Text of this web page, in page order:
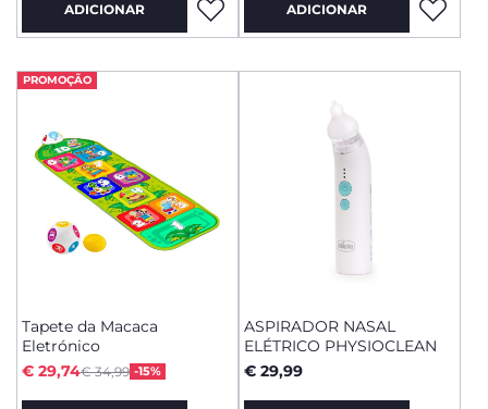
ADICIONAR ADICIONAR
PROMOÇÃO
Tapete da Macaca
Eletrónico
Price reduced from
€ 34,99 -15%
to
€ 29,74
ASPIRADOR NASAL
ELÉTRICO PHYSIOCLEAN
€ 29,99